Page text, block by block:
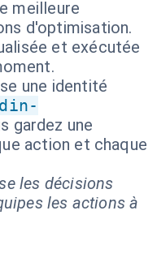
meilleure
d'optimisation.
et exécutée
une identité
gardez une
action et chaque
les décisions
les actions à